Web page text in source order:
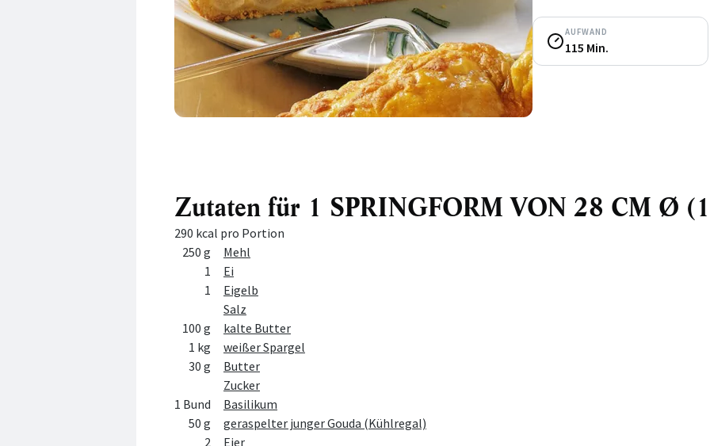
AUFWAND
115 Min.
Zutaten für 1 SPRINGFORM VON 28 CM Ø
290 kcal pro Portion
Menge Zutat
250 g
Mehl
1
Ei
1
Eigelb
Salz
100 g
kalte Butter
1 kg
weißer Spargel
30 g
Butter
Zucker
1 Bund
Basilikum
50 g
geraspelter junger Gouda (Kühlregal)
2
Eier